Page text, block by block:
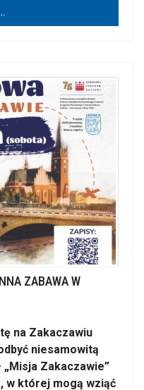
ZABAWA W
na Zakaczawiu
niesamowitą
„Misja Zakaczawie”
w której mogą wziąć